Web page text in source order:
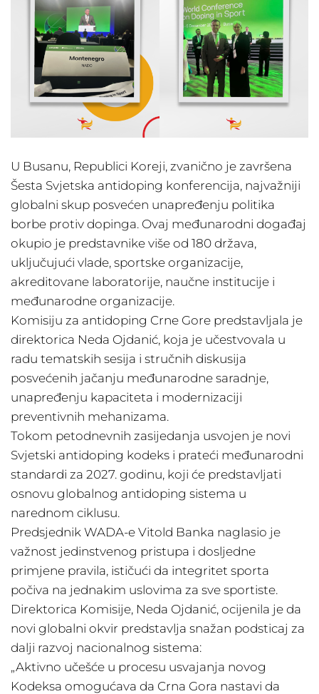
U Busanu, Republici Koreji, zvanično je završena
Šesta Svjetska antidoping konferencija, najvažniji
globalni skup posvećen unapređenju politika
borbe protiv dopinga. Ovaj međunarodni događaj
okupio je predstavnike više od 180 država,
uključujući vlade, sportske organizacije,
akreditovane laboratorije, naučne institucije i
međunarodne organizacije.
Komisiju za antidoping Crne Gore predstavljala je
direktorica Neda Ojdanić, koja je učestvovala u
radu tematskih sesija i stručnih diskusija
posvećenih jačanju međunarodne saradnje,
unapređenju kapaciteta i modernizaciji
preventivnih mehanizama.
Tokom petodnevnih zasijedanja usvojen je novi
Svjetski antidoping kodeks i prateći međunarodni
standardi za 2027. godinu, koji će predstavljati
osnovu globalnog antidoping sistema u
narednom ciklusu.
Predsjednik WADA-e Vitold Banka naglasio je
važnost jedinstvenog pristupa i dosljedne
primjene pravila, ističući da integritet sporta
počiva na jednakim uslovima za sve sportiste.
Direktorica Komisije, Neda Ojdanić, ocijenila je da
novi globalni okvir predstavlja snažan podsticaj za
dalji razvoj nacionalnog sistema:
„Aktivno učešće u procesu usvajanja novog
Kodeksa omogućava da Crna Gora nastavi da